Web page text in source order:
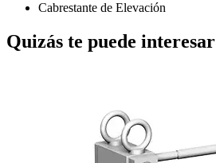
Cabrestante de Elevación
Quizás te puede interesar